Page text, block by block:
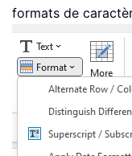
formats de